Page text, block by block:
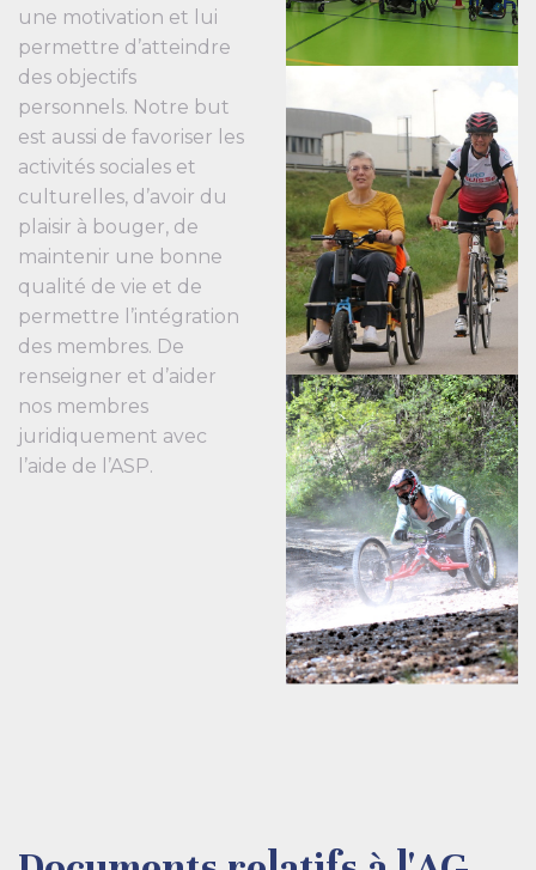
une motivation et lui
permettre d’atteindre
des objectifs
personnels. Notre but
est aussi de favoriser les
activités sociales et
culturelles, d’avoir du
plaisir à bouger, de
maintenir une bonne
qualité de vie et de
permettre l’intégration
des membres. De
renseigner et d’aider
nos membres
juridiquement avec
l’aide de l’ASP.